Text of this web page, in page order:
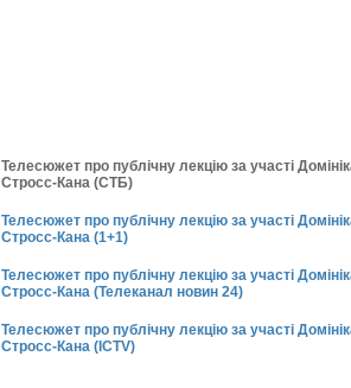
Телесюжет про публічну лекцію за участі
Стросс-Кана (СТБ)
Телесюжет про публічну лекцію за участі
Стросс-Кана (1+1)
Телесюжет про публічну лекцію за участі
Стросс-Кана (Телеканал новин 24)
Телесюжет про публічну лекцію за участі
Стросс-Кана (ICTV)